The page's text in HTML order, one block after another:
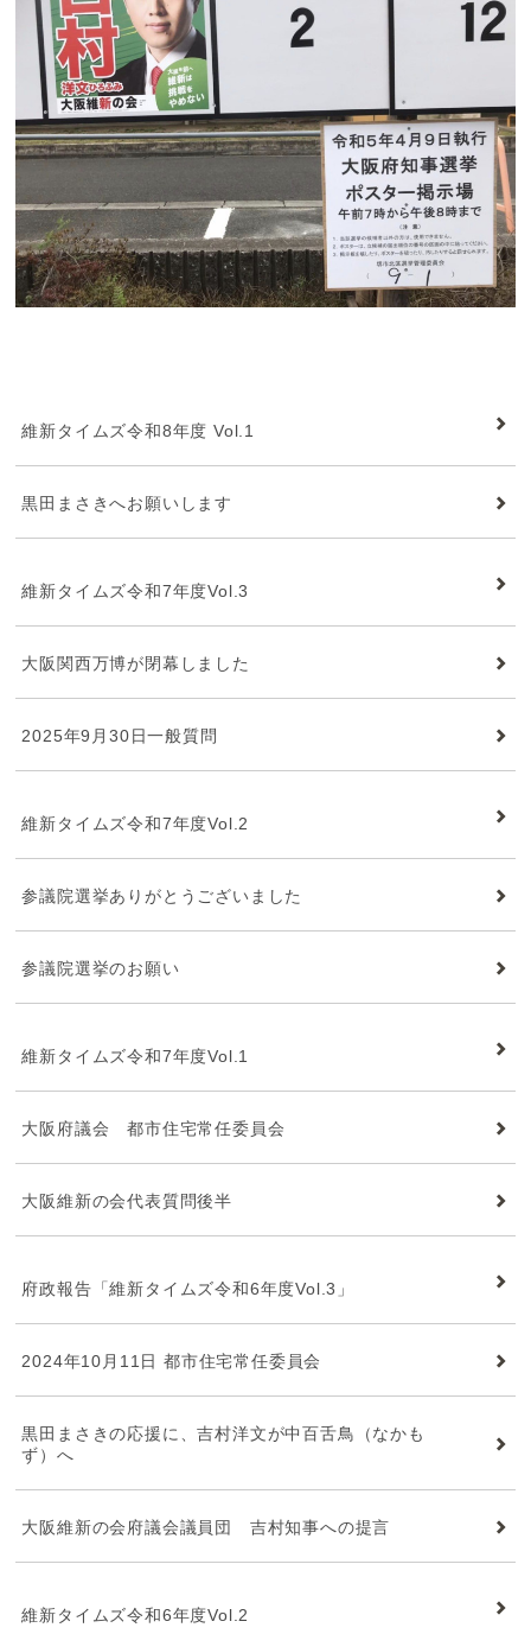
維新タイムズ令和8年度 Vol.1
黒田まさきへお願いします
維新タイムズ令和7年度Vol.3
大阪関西万博が閉幕しました
2025年9月30日一般質問
維新タイムズ令和7年度Vol.2
参議院選挙ありがとうございました
参議院選挙のお願い
維新タイムズ令和7年度Vol.1
大阪府議会 都市住宅常任委員会
大阪維新の会代表質問後半
府政報告「維新タイムズ令和6年度Vol.3」
2024年10月11日 都市住宅常任委員会
黒田まさきの応援に、吉村洋文が中百舌鳥（なかも
ず）へ
大阪維新の会府議会議員団 吉村知事への提言
維新タイムズ令和6年度Vol.2